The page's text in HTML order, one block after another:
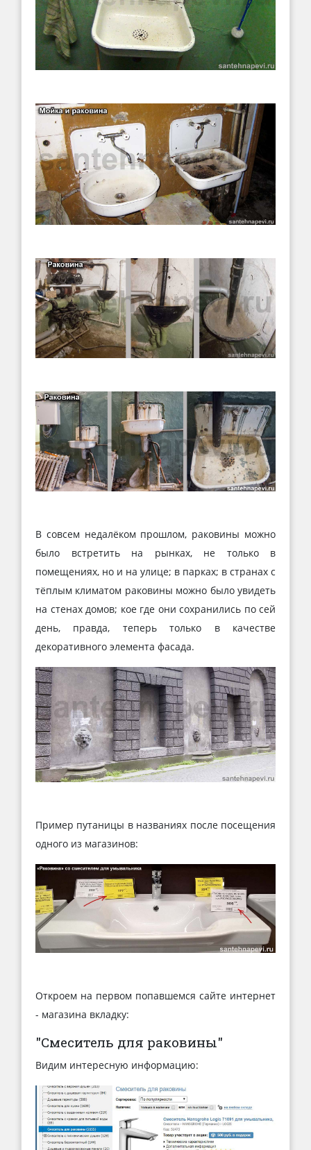
В совсем недалёком прошлом, раковины можно
было встретить на рынках, не только в
помещениях, но и на улице; в парках; в странах с
тёплым климатом раковины можно было увидеть
на стенах домов; кое где они сохранились по сей
день, правда, теперь только в качестве
декоративного элемента фасада.
Пример путаницы в названиях после посещения
одного из магазинов:
Откроем на первом попавшемся сайте интернет
- магазина вкладку:
"Смеситель для раковины"
Видим интересную информацию: